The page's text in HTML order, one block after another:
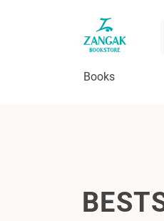
Books